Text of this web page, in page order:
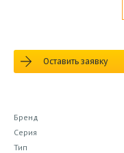
Оставить заявку
Бренд
Серия
Тип